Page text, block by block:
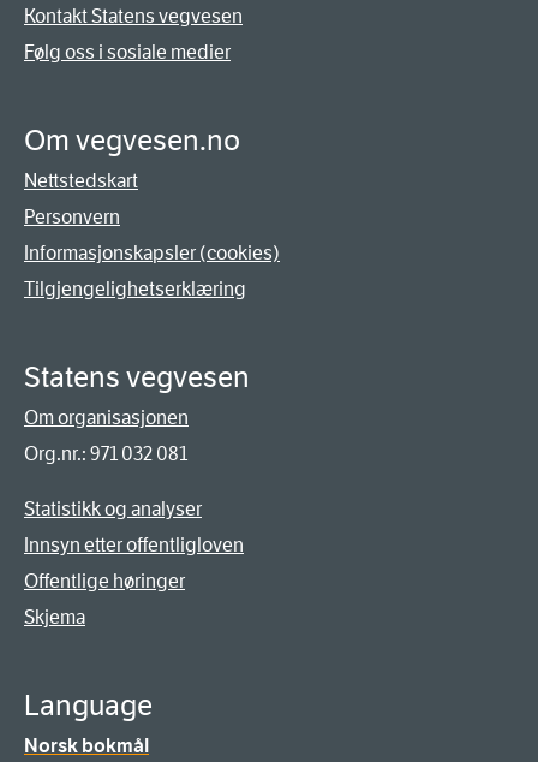
Kontakt Statens vegvesen
Følg oss i sosiale medier
Om vegvesen.no
Nettstedskart
Personvern
Informasjonskapsler (cookies)
Tilgjengelighetserklæring
Statens vegvesen
Om organisasjonen
Org.nr.: 971 032 081
Statistikk og analyser
Innsyn etter offentligloven
Offentlige høringer
Skjema
Language
Norsk bokmål